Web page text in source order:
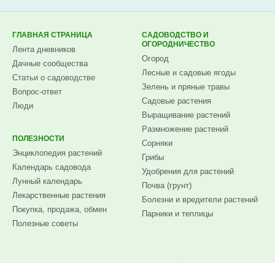
ГЛАВНАЯ СТРАНИЦА
Лента дневников
Дачные сообщества
Статьи о садоводстве
Вопрос-ответ
Люди
ПОЛЕЗНОСТИ
Энциклопедия растений
Календарь садовода
Лунный календарь
Лекарственные растения
Покупка, продажа, обмен
Полезные советы
САДОВОДСТВО И
ОГОРОДНИЧЕСТВО
Огород
Лесные и садовые ягоды
Зелень и пряные травы
Садовые растения
Выращивание растений
Размножение растений
Сорняки
Грибы
Удобрения для растений
Почва (грунт)
Болезни и вредители растений
Парники и теплицы